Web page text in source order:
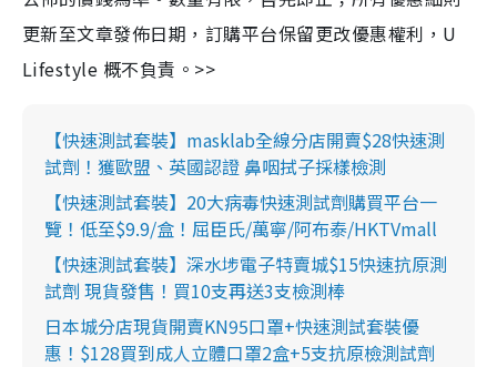
更新至文章發佈日期，訂購平台保留更改優惠權利，U
Lifestyle 概不負責。>>
【快速測試套裝】masklab全線分店開賣$28快速測
試劑！獲歐盟、英國認證 鼻咽拭子採樣檢測
【快速測試套裝】20大病毒快速測試劑購買平台一
覽！低至$9.9/盒！屈臣氏/萬寧/阿布泰/HKTVmall
【快速測試套裝】深水埗電子特賣城$15快速抗原測
試劑 現貨發售！買10支再送3支檢測棒
日本城分店現貨開賣KN95口罩+快速測試套裝優
惠！$128買到成人立體口罩2盒+5支抗原檢測試劑